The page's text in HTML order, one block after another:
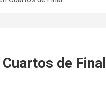
de Final